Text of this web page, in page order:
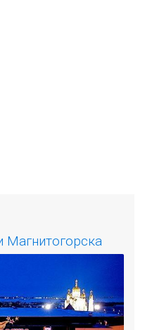
Магнитогорска